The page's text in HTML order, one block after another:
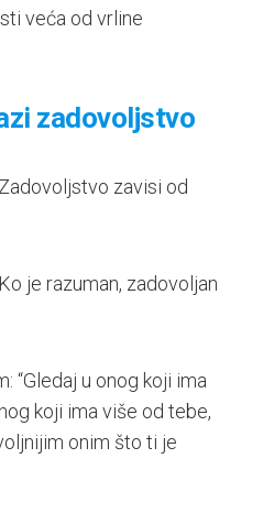
veća od vrline
zadovoljstvo
zavisi od
je razuman, zadovoljan
“Gledaj u onog koji ima
koji ima više od tebe,
onim što ti je